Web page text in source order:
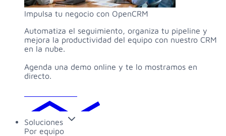
Impulsa tu negocio con OpenCRM
Automatiza el seguimiento, organiza tu pipeline y
mejora la productividad del equipo con nuestro CRM
en la nube.
Agenda una demo online y te lo mostramos en
directo.
Soluciones
Por equipo